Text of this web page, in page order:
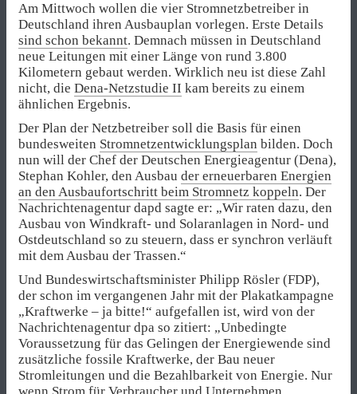
Am Mittwoch wollen die vier Stromnetzbetreiber in
Deutschland ihren Ausbauplan vorlegen. Erste Details
sind schon bekannt. Demnach müssen in Deutschland
neue Leitungen mit einer Länge von rund 3.800
Kilometern gebaut werden. Wirklich neu ist diese Zahl
nicht, die Dena-Netzstudie II kam bereits zu einem
ähnlichen Ergebnis.
Der Plan der Netzbetreiber soll die Basis für einen
bundesweiten Stromnetzentwicklungsplan bilden. Doch
nun will der Chef der Deutschen Energieagentur (Dena),
Stephan Kohler, den Ausbau der erneuerbaren Energien
an den Ausbaufortschritt beim Stromnetz koppeln. Der
Nachrichtenagentur dapd sagte er: „Wir raten dazu, den
Ausbau von Windkraft- und Solaranlagen in Nord- und
Ostdeutschland so zu steuern, dass er synchron verläuft
mit dem Ausbau der Trassen.“
Und Bundeswirtschaftsminister Philipp Rösler (FDP),
der schon im vergangenen Jahr mit der Plakatkampagne
„Kraftwerke – ja bitte!“ aufgefallen ist, wird von der
Nachrichtenagentur dpa so zitiert: „Unbedingte
Voraussetzung für das Gelingen der Energiewende sind
zusätzliche fossile Kraftwerke, der Bau neuer
Stromleitungen und die Bezahlbarkeit von Energie. Nur